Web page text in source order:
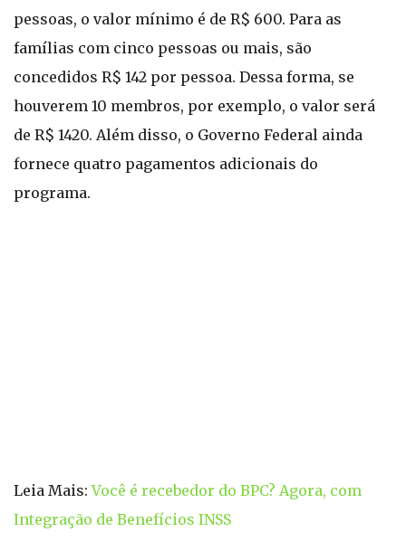
pessoas, o valor mínimo é de R$ 600. Para as
famílias com cinco pessoas ou mais, são
concedidos R$ 142 por pessoa. Dessa forma, se
houverem 10 membros, por exemplo, o valor será
de R$ 1420. Além disso, o Governo Federal ainda
fornece quatro pagamentos adicionais do
programa.
Leia Mais: Você é recebedor do BPC? Agora, com
Integração de Benefícios INSS